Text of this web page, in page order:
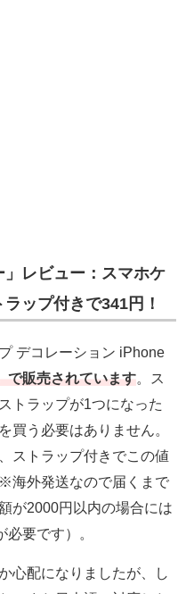
」レビュー：スマホケ
ップ付きで341円！
デコレーション iPhone
で販売されています。ス
トラップが1つになった
買う必要はありません。
ストラップ付きでこの値
海外発送なので届くまで
が2000円以内の場合には
要です）。
心配になりましたが、し